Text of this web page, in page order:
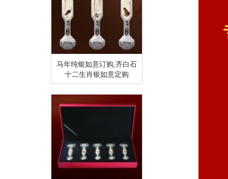
马年纯银如意订购,齐白石
十二生肖银如意定购